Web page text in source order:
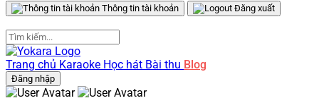
Thông tin tài khoản Đăng xuất
Trang chủ Karaoke Học hát Bài thu Blog
Đăng nhập